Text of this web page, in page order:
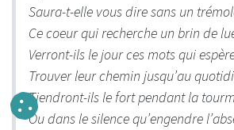
Saura-t-elle vous dire sans un
Ce coeur qui recherche un brin de
Verront-ils le jour ces mots qui
Trouver leur chemin jusqu’au
Tiendront-ils le fort pendant la
Ou dans le silence qu’engendre